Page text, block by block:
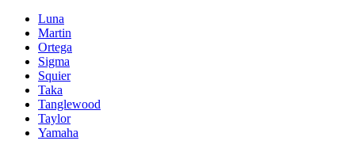
Luna
Martin
Ortega
Sigma
Squier
Taka
Tanglewood
Taylor
Yamaha